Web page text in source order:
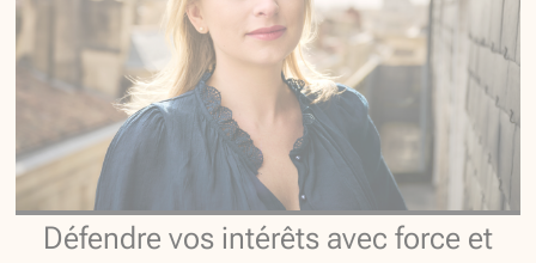
Défendre vos intérêts avec force et